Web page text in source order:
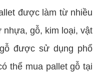
được làm từ nhiều
nhựa, gỗ, kim loại, vật
được sử dụng phổ
thể mua pallet gỗ tại